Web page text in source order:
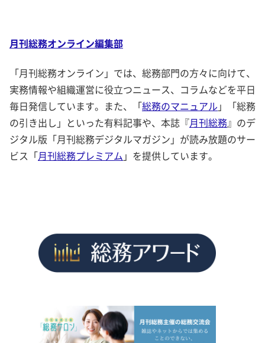
月刊総務オンライン編集部
「月刊総務オンライン」では、総務部門の方々に向けて、
実務情報や組織運営に役立つニュース、コラムなどを平日
毎日発信しています。また、「総務のマニュアル 」「総務
の引き出し」といった有料記事や、本誌『月刊総務』のデ
ジタル版「月刊総務デジタルマガジン」が読み放題のサー
ビス「月刊総務プレミアム 」を提供しています。